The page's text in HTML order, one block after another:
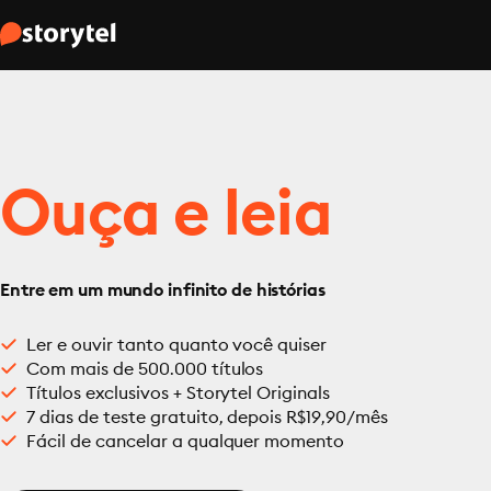
Ouça e leia
Entre em um mundo infinito de histórias
Ler e ouvir tanto quanto você quiser
Com mais de 500.000 títulos
Títulos exclusivos + Storytel Originals
7 dias de teste gratuito, depois R$19,90/mês
Fácil de cancelar a qualquer momento